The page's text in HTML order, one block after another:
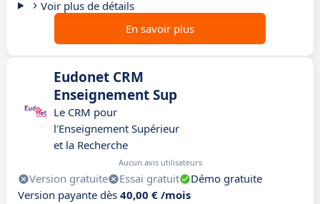
Voir plus de détails
En savoir plus
Eudonet CRM
Enseignement Sup
Le CRM pour
l'Enseignement Supérieur
et la Recherche
Aucun avis utilisateurs
Version gratuite Essai gratuit
Démo gratuite
Version payante dès 40,00 € /mois